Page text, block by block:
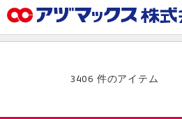
3406 件のアイテム